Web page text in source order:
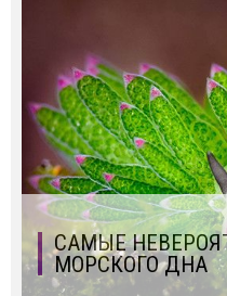
САМЫЕ
МОРСКОГО ДНА